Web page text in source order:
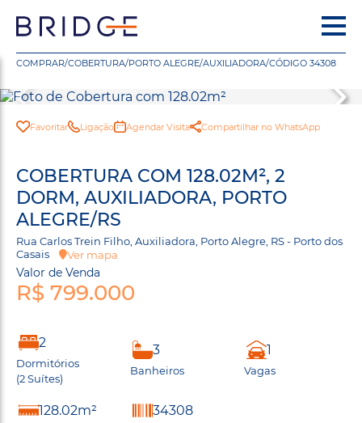
COMPRAR/COBERTURA/PORTO ALEGRE/AUXILIADORA/CÓDIGO 34308
Favoritar Ligação Agendar Visita Compartilhar no WhatsApp
COBERTURA COM 128.02M², 2
DORM, AUXILIADORA, PORTO
ALEGRE/RS
Rua Carlos Trein Filho, Auxiliadora, Porto Alegre, RS - Porto dos
Casais
Ver mapa
Valor de Venda
R$ 799.000
2
Dormitórios
(2 Suítes)
3
Banheiros
1
Vagas
128.02m² 34308